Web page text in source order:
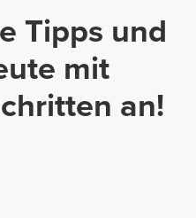
Tipps und
mit
an!